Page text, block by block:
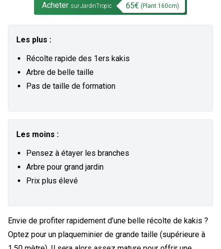
Acheter sur JardinTropic 65€ (Plant 160cm)
Les plus :
Récolte rapide des 1ers kakis
Arbre de belle taille
Pas de taille de formation
Les moins :
Pensez à étayer les branches
Arbre pour grand jardin
Prix plus élevé
Envie de profiter rapidement d’une belle récolte de kakis ?
Optez pour un plaqueminier de grande taille (supérieure à